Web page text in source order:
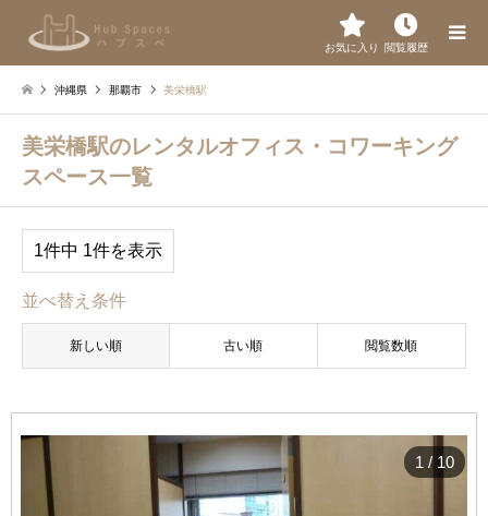
お気に入り 閲覧履歴
沖縄県 那覇市 美栄橋駅
美栄橋駅のレンタルオフィス・コワーキング
スペース一覧
1件中 1件を表示
並べ替え条件
新しい順 古い順 閲覧数順
1 / 10